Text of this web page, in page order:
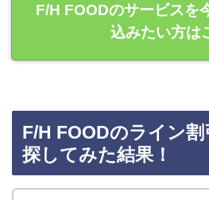
F/H FOODのサービスを
込みたい方は
F/H FOODのライン
探してみた結果！